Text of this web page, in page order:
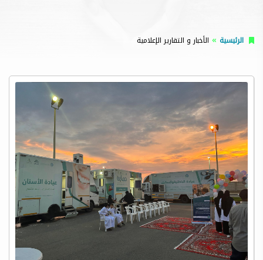
الرئيسية الأخبار و التقارير الإعلامية